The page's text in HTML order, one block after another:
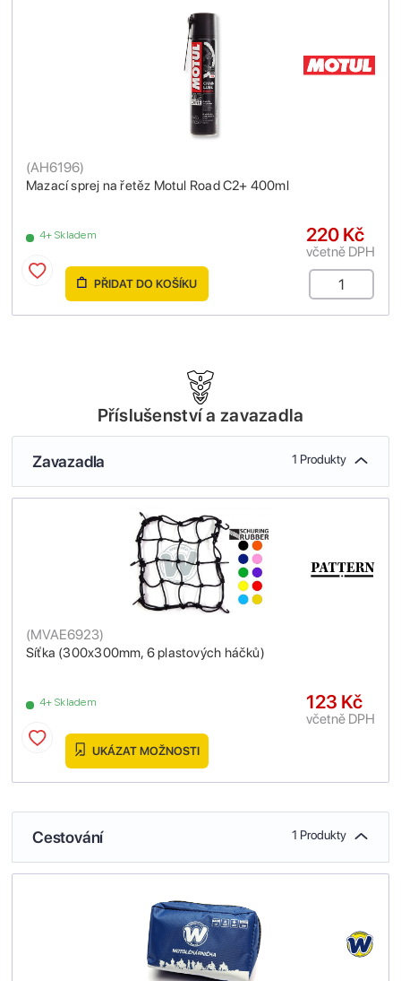
Mazací sprej na řetěz Motul Road C2+ 400ml
(AH6196)
4+ Skladem 220 Kč
včetně DPH
PŘIDAT DO KOŠÍKU
Příslušenství a zavazadla
Zavazadla 1 Produkty
Síťka (300x300mm, 6 plastových háčků)
(MVAE6923)
4+ Skladem 123 Kč
včetně DPH
UKÁZAT MOŽNOSTI
Cestování 1 Produkty